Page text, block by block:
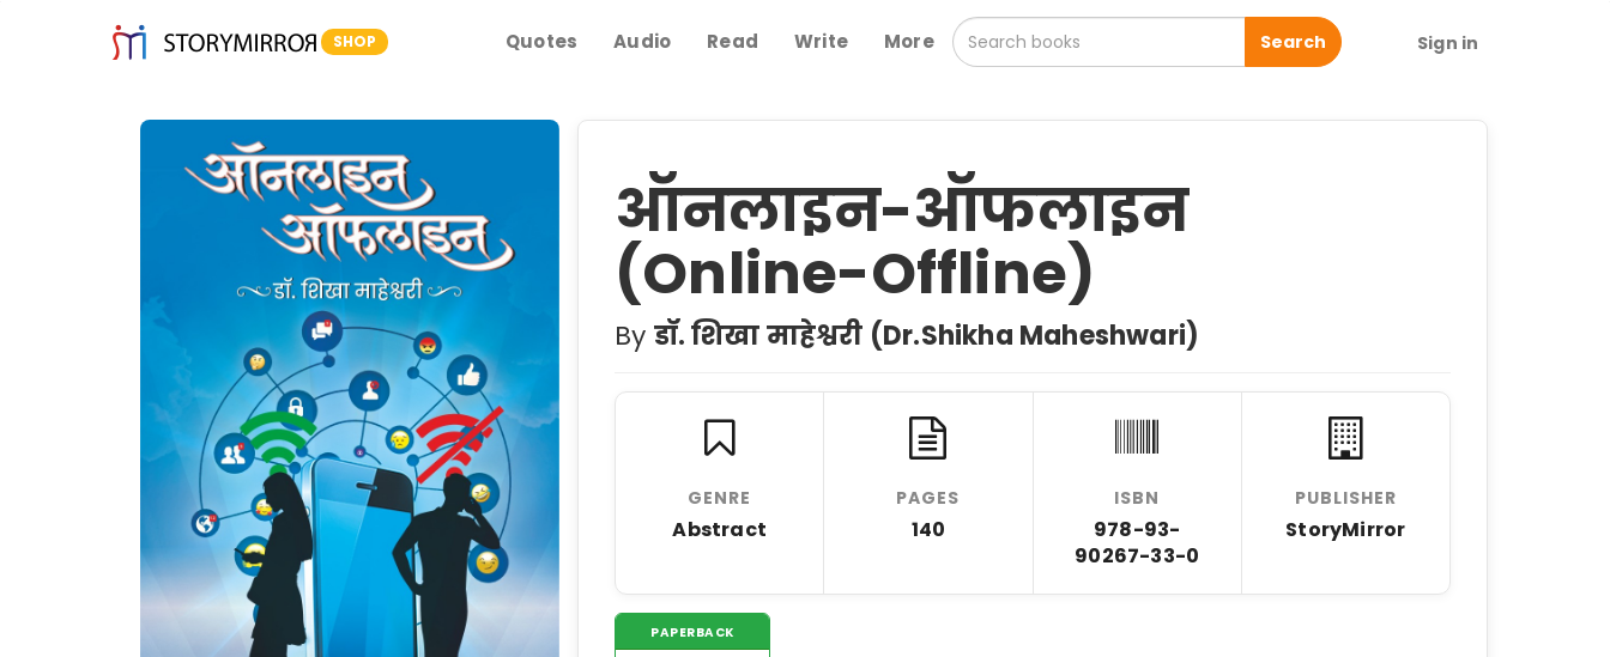
SHOP Quotes Audio Read Write More Search Sign in
ऑनलाइन-ऑफलाइन
(Online-Offline)
By डॉ. शिखा माहेश्वरी (Dr.Shikha Maheshwari)
GENRE
Abstract
PAGES
140
ISBN
978-93-
90267-33-0
PUBLISHER
StoryMirror
PAPERBACK